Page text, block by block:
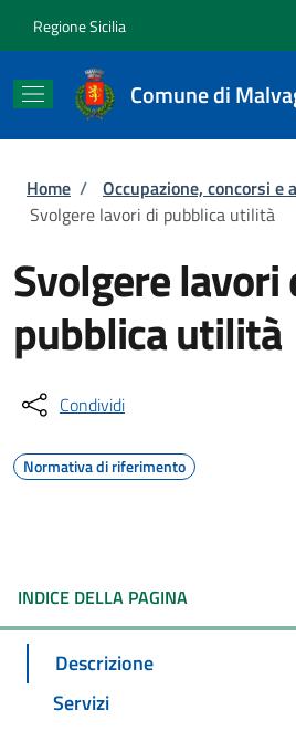
Regione Sicilia
Comune di
Briciole di pane
Home / Occupazione, concorsi e
Svolgere lavori di pubblica utilità
Svolgere lavori
pubblica utilità
Condividi
Normativa di riferimento
INDICE DELLA PAGINA
Descrizione
Servizi